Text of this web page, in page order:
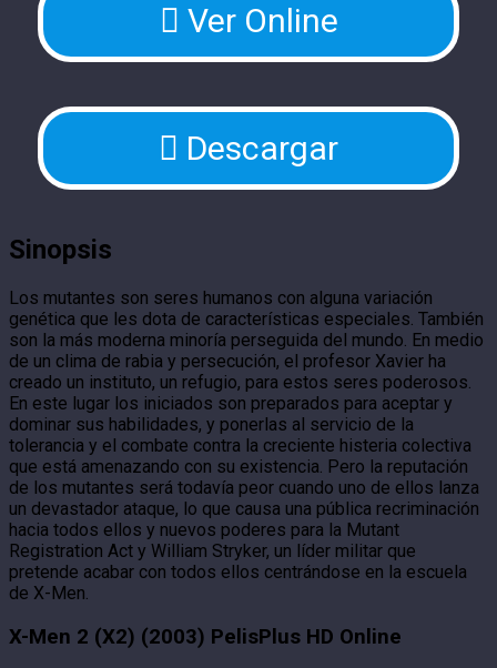
Ver Online
Descargar
Sinopsis
Los mutantes son seres humanos con alguna variación
genética que les dota de características especiales. También
son la más moderna minoría perseguida del mundo. En medio
de un clima de rabia y persecución, el profesor Xavier ha
creado un instituto, un refugio, para estos seres poderosos.
En este lugar los iniciados son preparados para aceptar y
dominar sus habilidades, y ponerlas al servicio de la
tolerancia y el combate contra la creciente histeria colectiva
que está amenazando con su existencia. Pero la reputación
de los mutantes será todavía peor cuando uno de ellos lanza
un devastador ataque, lo que causa una pública recriminación
hacia todos ellos y nuevos poderes para la Mutant
Registration Act y William Stryker, un líder militar que
pretende acabar con todos ellos centrándose en la escuela
de X-Men.
X-Men 2 (X2) (2003) PelisPlus HD Online